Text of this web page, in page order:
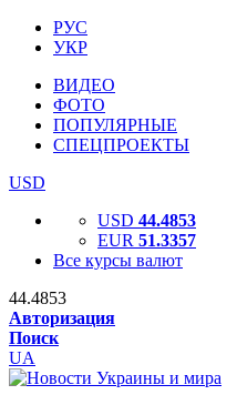
РУС
УКР
ВИДЕО
ФОТО
ПОПУЛЯРНЫЕ
СПЕЦПРОЕКТЫ
USD
USD 44.4853
EUR 51.3357
Все курсы валют
44.4853
Авторизация
Поиск
UA